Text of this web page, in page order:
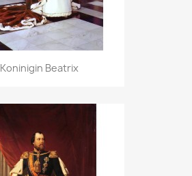
Koninigin Beatrix